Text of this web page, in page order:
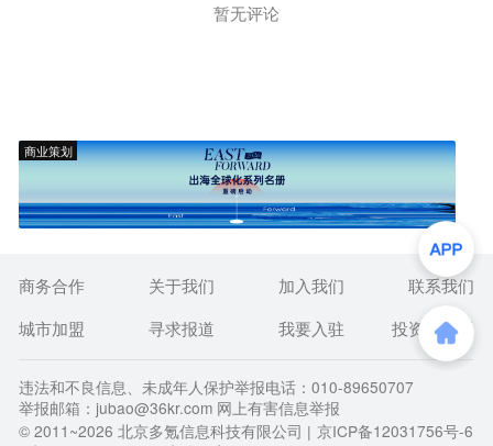
暂无评论
商业策划
商务合作 关于我们 加入我们
联系我们
城市加盟
寻求报道 我要入驻 投资者关系
违法和不良信息、未成年人保护举报电话：010-89650707
举报邮箱：jubao@36kr.com 网上有害信息举报
© 2011~2026 北京多氪信息科技有限公司 | 京ICP备12031756号-6